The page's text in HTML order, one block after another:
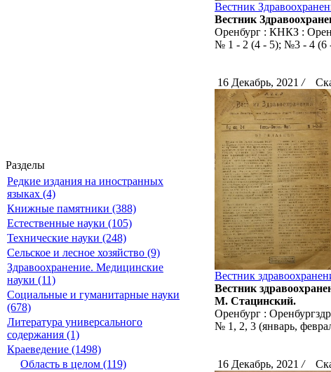
Разделы
Редкие издания на иностранных
языках (4)
Книжные памятники (388)
Естественные науки (105)
Технические науки (248)
Сельское и лесное хозяйство (9)
Здравоохранение. Медицинские
науки (11)
Социальные и гуманитарные науки
(678)
Литература универсального
содержания (1)
Краеведение (1498)
Область в целом (119)
Вестник
Вестник
Оренбург : КНКЗ :
№ 1 - 2 (4 - 5); №3 - 4 (6
16 Декабрь, 2021 /
Вестник
Вестник
М. Стацинский.
Оренбург :
№ 1, 2, 3 (январь,
16 Декабрь, 2021 /